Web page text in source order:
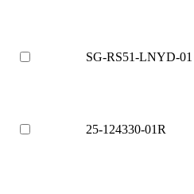
SG-RS51-LNYD-01
25-124330-01R